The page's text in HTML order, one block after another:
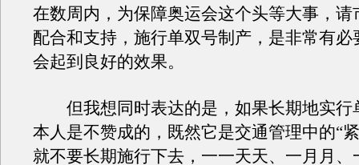
在数周内，为保障奥运会这个头等大事，请
配合和支持，施行单双号制产，是非常有必
会起到良好的效果。
但我想同时表达的是，如果长期地实行
本人是不赞成的，既然它是交通管理中的“
就不要长期施行下去，一一天天、一月月、